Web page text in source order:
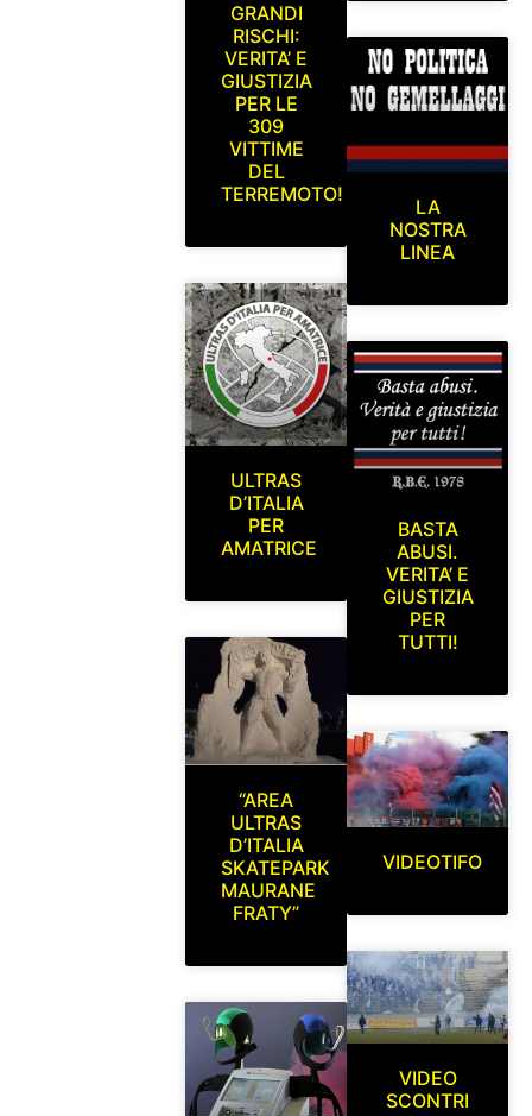
GRANDI
RISCHI:
VERITA’ E
GIUSTIZIA
PER LE
309
VITTIME
DEL
TERREMOTO!
ULTRAS
D’ITALIA
PER
AMATRICE
“AREA
ULTRAS
D’ITALIA
SKATEPARK
MAURANE
FRATY”
LA
NOSTRA
LINEA
BASTA
ABUSI.
VERITA’ E
GIUSTIZIA
PER
TUTTI!
VIDEOTIFO
VIDEO
SCONTRI